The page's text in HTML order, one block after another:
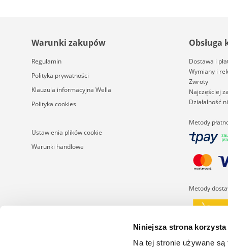
Niniejsza strona
Na tej stronie używane są
Warunki zakupów
Regulamin
Polityka prywatności
Klauzula informacyjna Wella
Polityka cookies
Ustawienia plików cookie
Warunki handlowe
Obsługa
Dostawa i
Wymiany i
Zwroty
Najczęściej
Działalność
Metody
Metody